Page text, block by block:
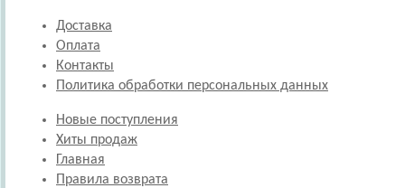
Доставка
Оплата
Контакты
Политика обработки персональных данных
Новые поступления
Хиты продаж
Главная
Правила возврата